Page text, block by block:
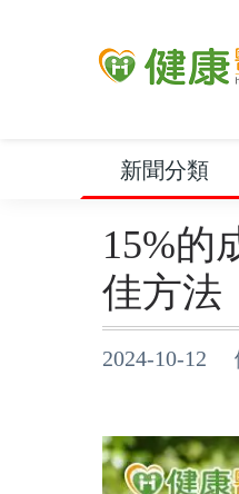
新聞分類
15%
佳方法
2024-10-12